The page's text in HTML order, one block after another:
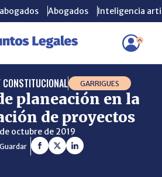
Abogados Inteligencia
Principio de planeación en la
Abogados Inteligencia
GARRIGUES
planeación en la
de proyectos
octubre de 2019
Guardar